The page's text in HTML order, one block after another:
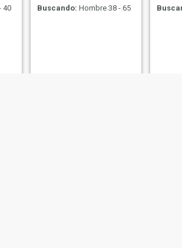
40
Buscando: Hombre 38 - 65